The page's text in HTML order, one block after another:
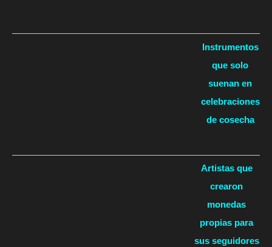
Instrumentos
que solo
suenan en
celebraciones
de cosecha
Artistas que
crearon
monedas
propias para
sus seguidores